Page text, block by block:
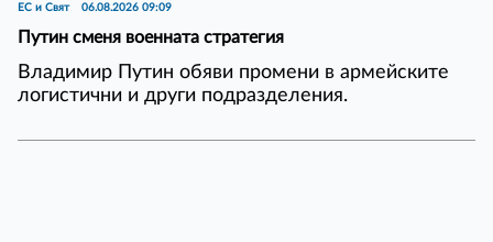
ЕС и Свят 06.08.2026 09:09
Путин сменя военната стратегия
Владимир Путин обяви промени в армейските
логистични и други подразделения.